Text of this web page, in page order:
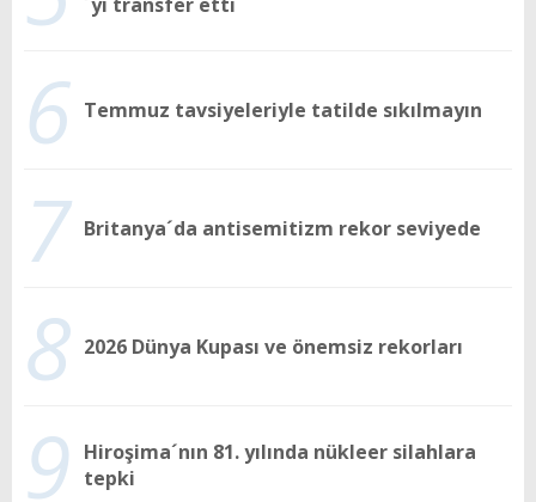
´yı transfer etti
6 Temmuz tavsiyeleriyle tatilde sıkılmayın
7 Britanya´da antisemitizm rekor seviyede
8 2026 Dünya Kupası ve önemsiz rekorları
9
Hiroşima´nın 81. yılında nükleer silahlara
tepki